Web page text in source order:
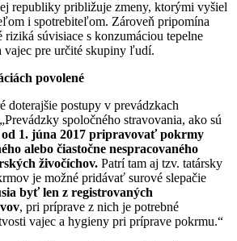
republiky približuje zmeny, ktorými vyšiel
i spotrebiteľom. Zároveň pripomína
súvisiace s konzumáciou tepelne
vajec pre určité skupiny ľudí.
povolené
doterajšie postupy v prevádzkach
spoločného stravovania, ako sú
od 1. júna 2017 pripravovať pokrmy
alebo čiastočne nespracovaného
živočíchov. Patrí tam aj tzv. tatársky
je možné pridávať surové slepačie
byť len z registrovaných
, pri príprave z nich je potrebné
vajec a hygieny pri príprave pokrmu.“